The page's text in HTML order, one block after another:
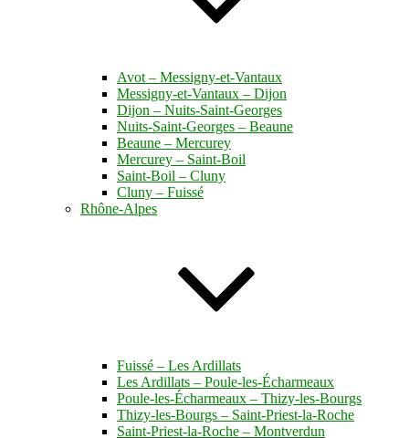
Avot – Messigny-et-Vantaux
Messigny-et-Vantaux – Dijon
Dijon – Nuits-Saint-Georges
Nuits-Saint-Georges – Beaune
Beaune – Mercurey
Mercurey – Saint-Boil
Saint-Boil – Cluny
Cluny – Fuissé
Rhône-Alpes
Fuissé – Les Ardillats
Les Ardillats – Poule-les-Écharmeaux
Poule-les-Écharmeaux – Thizy-les-Bourgs
Thizy-les-Bourgs – Saint-Priest-la-Roche
Saint-Priest-la-Roche – Montverdun